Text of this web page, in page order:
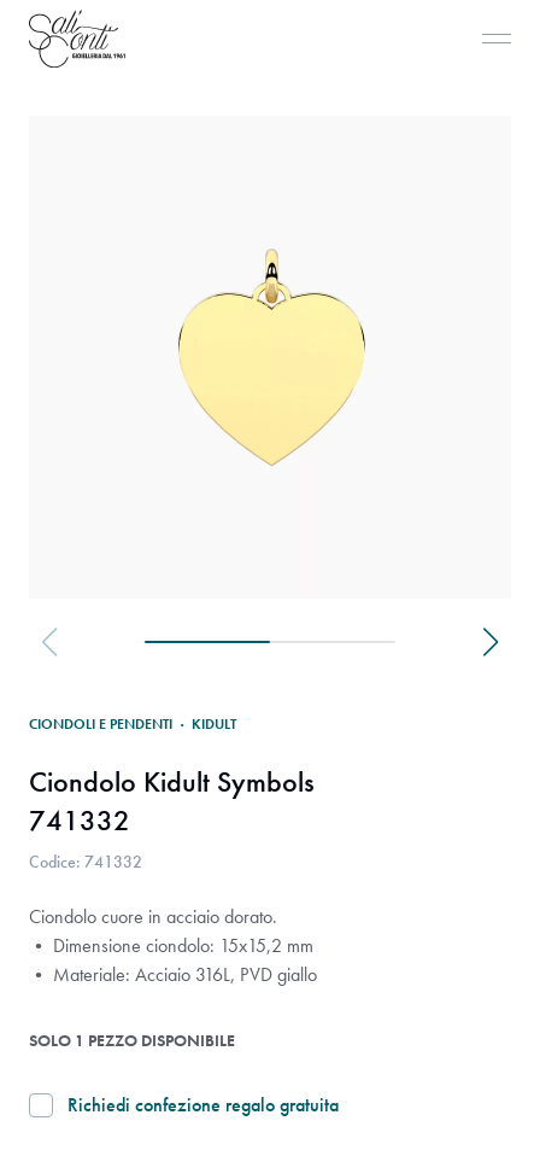
CIONDOLI E PENDENTI · KIDULT
Ciondolo Kidult Symbols
741332
Codice: 741332
Ciondolo cuore in acciaio dorato.
• Dimensione ciondolo: 15x15,2 mm
• Materiale: Acciaio 316L, PVD giallo
SOLO 1 PEZZO DISPONIBILE
Richiedi confezione regalo gratuita